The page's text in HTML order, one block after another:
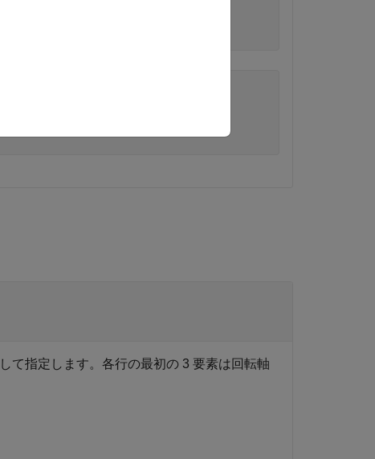
て指定します。各行の最初の 3 要素は回転軸